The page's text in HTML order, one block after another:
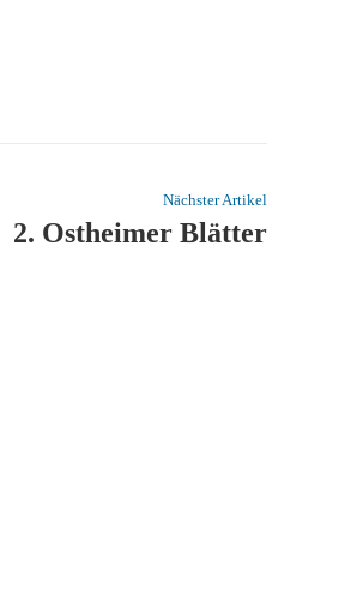
Nächster Artikel
2. Ostheimer Blätter